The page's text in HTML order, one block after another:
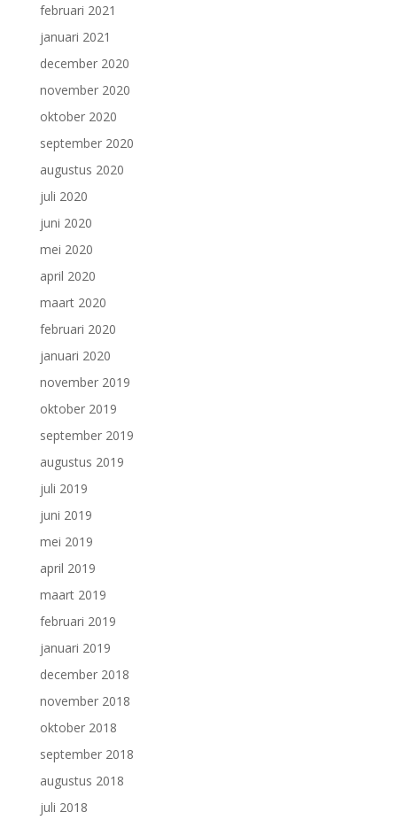
februari 2021
januari 2021
december 2020
november 2020
oktober 2020
september 2020
augustus 2020
juli 2020
juni 2020
mei 2020
april 2020
maart 2020
februari 2020
januari 2020
november 2019
oktober 2019
september 2019
augustus 2019
juli 2019
juni 2019
mei 2019
april 2019
maart 2019
februari 2019
januari 2019
december 2018
november 2018
oktober 2018
september 2018
augustus 2018
juli 2018